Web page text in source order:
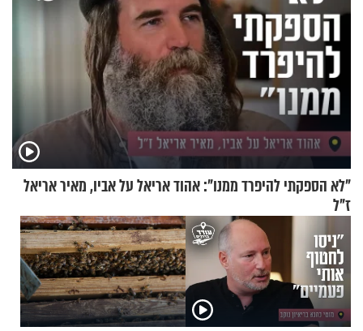
"לא הספקתי להיפרד ממנו": אהוד אריאל על אביו, מאיר אריאל
ז"ל